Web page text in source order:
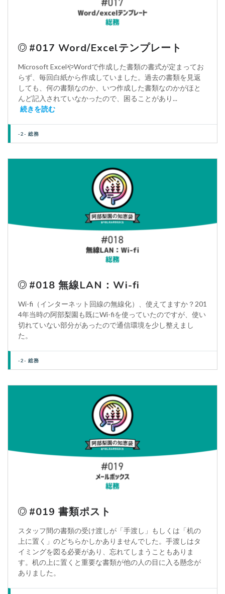
#017 Word/Excelテンプレート
Microsoft ExcelやWordで作成した書類の書式が定まってお
らず、毎回白紙から作成していました。過去の書類を見返
しても、何の書類なのか、いつ作成した書類なのかがほと
んど記入されていなかったので、困ることがあり...
続きを読む
-2- 総務
#018 無線LAN：Wi-fi
Wi-fi（インターネット回線の無線化）、使えてますか？201
4年当時の阿部梨園も既にWi-fiを使っていたのですが、使い
切れていない部分があったので通信環境を少し整えまし
た。
-2- 総務
#019 書類ポスト
スタッフ間の書類の受け渡しが「手渡し」もしくは「机の
上に置く」のどちらかしかありませんでした。手渡しはタ
イミングを図る必要があり、忘れてしまうこともありま
す。机の上に置くと重要な書類が他の人の目に入る懸念が
ありました。